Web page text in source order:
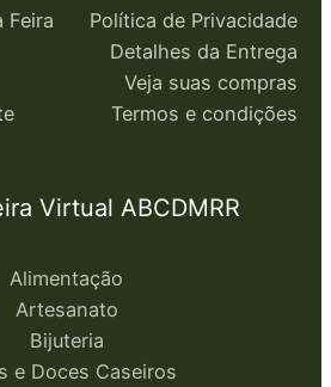
Feira
Política de Privacidade
Detalhes da Entrega
Veja suas compras
Termos e condições
Virtual ABCDMRR
Alimentação
Artesanato
Bijuteria
e Doces Caseiros